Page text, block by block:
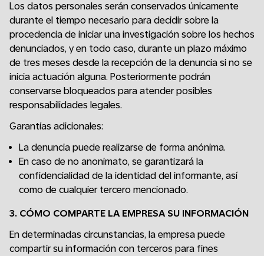
Los datos personales serán conservados únicamente
durante el tiempo necesario para decidir sobre la
procedencia de iniciar una investigación sobre los hechos
denunciados, y en todo caso, durante un plazo máximo
de tres meses desde la recepción de la denuncia si no se
inicia actuación alguna. Posteriormente podrán
conservarse bloqueados para atender posibles
responsabilidades legales.
Garantías adicionales:
La denuncia puede realizarse de forma anónima.
En caso de no anonimato, se garantizará la
confidencialidad de la identidad del informante, así
como de cualquier tercero mencionado.
3. CÓMO COMPARTE LA EMPRESA SU INFORMACIÓN
En determinadas circunstancias, la empresa puede
compartir su información con terceros para fines